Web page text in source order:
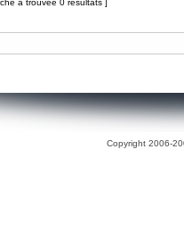
a trouvée 0 résultats ]
Copyright 2006-